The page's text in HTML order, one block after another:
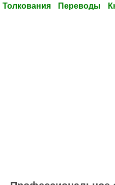
Толкования Переводы